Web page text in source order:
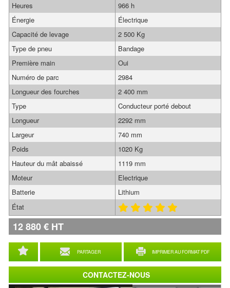
PARTAGER IMPRIMER AU FORMAT PDF
Heures
966 h
Énergie
Électrique
Capacité de levage
2 500 Kg
Type de pneu
Bandage
Première main
Oui
Numéro de parc
2984
Longueur des fourches
2 400 mm
Type
Conducteur porté debout
Longueur
2292 mm
Largeur
740 mm
Poids
1020 Kg
Hauteur du mât abaissé
1119 mm
Moteur
Electrique
Batterie
Lithium
État
12 880€ HT
CONTACTEZ-NOUS